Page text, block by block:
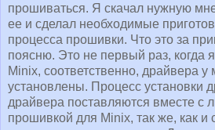
прошиваться. Я скачал нужную
ее и сделал необходимые
процесса прошивки. Что это за
поясню. Это не первый раз, когда
Minix, соответственно, драйвера у
установлены. Процесс установки
драйвера поставляются вместе с
прошивкой для Minix, так же, как